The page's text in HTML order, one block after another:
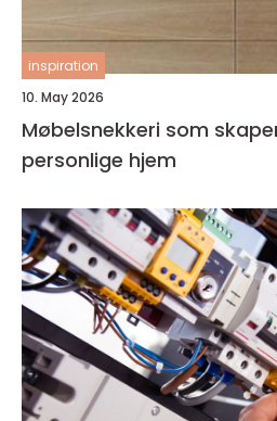
inspiration
10. May 2026
Møbelsnekkeri som
personlige hjem